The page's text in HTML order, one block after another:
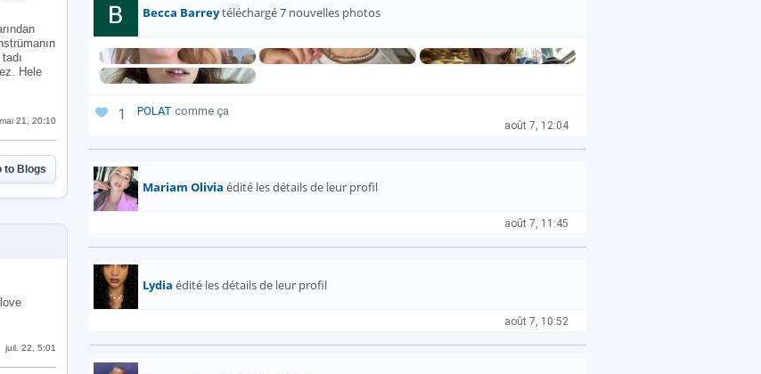
Hele
YALNIZ EVINDE YAZILAN "KARLI KAYIN ...
mai 21, 20:10
to Blogs
juil. 22, 5:01
Becca Barreytéléchargé7nouvelles photos
août 7, 12:04
1 POLAT comme ça
Mariam Olivia édité les détails de leur profil
août 7, 11:45
Lydia édité les détails de leur profil
août 7, 10:52